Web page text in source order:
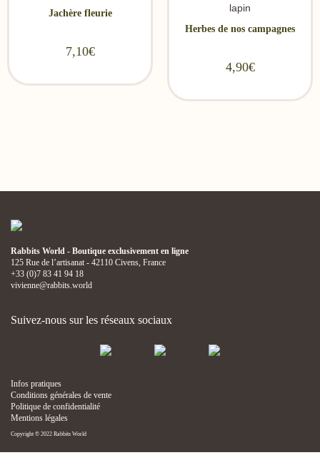
Jachère fleurie
7,10€
Herbes de nos campagnes
4,90€
Rabbits World - Boutique exclusivement en ligne
125 Rue de l’artisanat - 42110 Civens, France
+33 (0)7 83 41 94 18
vivienne@rabbits.world
Copyright © 2022 Rabbits World
Suivez-nous sur les réseaux sociaux
Infos pratiques
Conditions générales de vente
Politique de confidentialité
Mentions légales